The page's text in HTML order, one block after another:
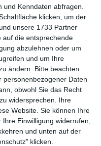
und Kenndaten abfragen.
klicken, um der
unsere 1733 Partner
auf die entsprechende
abzulehnen oder um
und um Ihre
ändern. Bitte beachten
personenbezogener Daten
obwohl Sie das Recht
widersprechen. Ihre
Website. Sie können Ihre
Einwilligung widerrufen,
und unten auf der
klicken.
IN DIESEN